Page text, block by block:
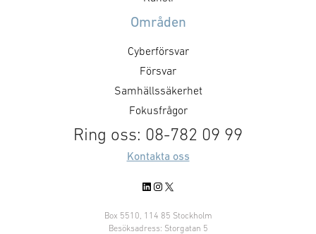
Områden
Cyberförsvar
Försvar
Samhällssäkerhet
Fokusfrågor
Ring oss: 08-782 09 99
Kontakta oss
LinkedIn
Instagram
X
Box 5510, 114 85 Stockholm
Besöksadress: Storgatan 5